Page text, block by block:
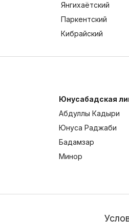
Янгихаётский
Паркентский
Кибрайский
Юнусабадская
Абдуллы Кадыри
Юнуса Раджаби
Бадамзар
Минор